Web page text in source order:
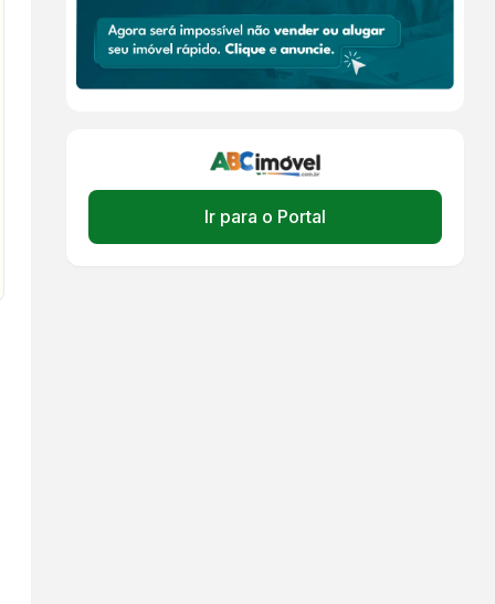
Ir para o Portal